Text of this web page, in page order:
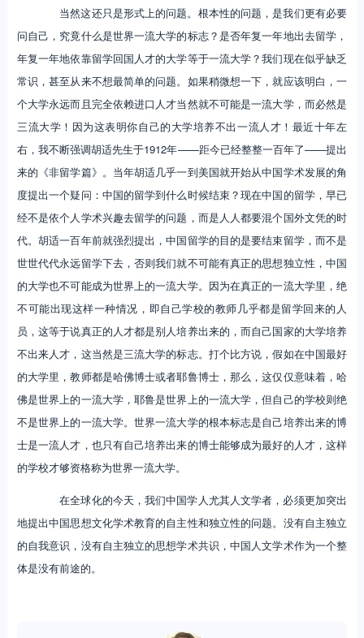
当然这还只是形式上的问题。根本性的问题，是我们更有必要
问自己，究竟什么是世界一流大学的标志？是否年复一年地出去留学，
年复一年地依靠留学回国人才的大学等于一流大学？我们现在似乎缺乏
常识，甚至从来不想最简单的问题。如果稍微想一下，就应该明白，一
个大学永远而且完全依赖进口人才当然就不可能是一流大学，而必然是
三流大学！因为这表明你自己的大学培养不出一流人才！最近十年左
右，我不断强调胡适先生于1912年——距今已经整整一百年了——提出
来的《非留学篇》。当年胡适几乎一到美国就开始从中国学术发展的角
度提出一个疑问：中国的留学到什么时候结束？现在中国的留学，早已
经不是依个人学术兴趣去留学的问题，而是人人都要混个国外文凭的时
代。胡适一百年前就强烈提出，中国留学的目的是要结束留学，而不是
世世代代永远留学下去，否则我们就不可能有真正的思想独立性，中国
的大学也不可能成为世界上的一流大学。因为在真正的一流大学里，绝
不可能出现这样一种情况，即自己学校的教师几乎都是留学回来的人
员，这等于说真正的人才都是别人培养出来的，而自己国家的大学培养
不出来人才，这当然是三流大学的标志。打个比方说，假如在中国最好
的大学里，教师都是哈佛博士或者耶鲁博士，那么，这仅仅意味着，哈
佛是世界上的一流大学，耶鲁是世界上的一流大学，但自己的学校则绝
不是世界上的一流大学。世界一流大学的根本标志是自己培养出来的博
士是一流人才，也只有自己培养出来的博士能够成为最好的人才，这样
的学校才够资格称为世界一流大学。
在全球化的今天，我们中国学人尤其人文学者，必须更加突出
地提出中国思想文化学术教育的自主性和独立性的问题。没有自主独立
的自我意识，没有自主独立的思想学术共识，中国人文学术作为一个整
体是没有前途的。